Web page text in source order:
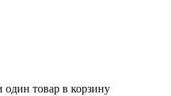
товар в корзину